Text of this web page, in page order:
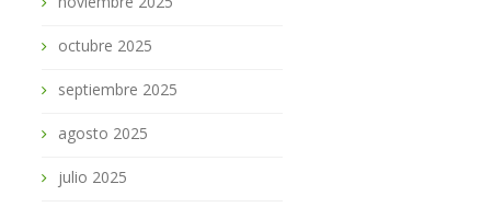
octubre 2025
septiembre 2025
agosto 2025
julio 2025